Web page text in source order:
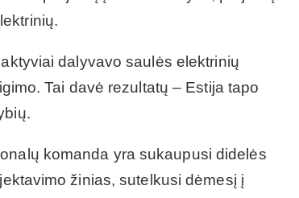
dalyvavo saulės elektrinių
Tai davė rezultatų – Estija tapo
komanda yra sukaupusi didelės
žinias, sutelkusi dėmesį į